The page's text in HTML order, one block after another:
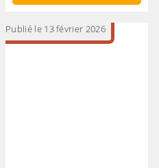
Publié le 13 février 2026